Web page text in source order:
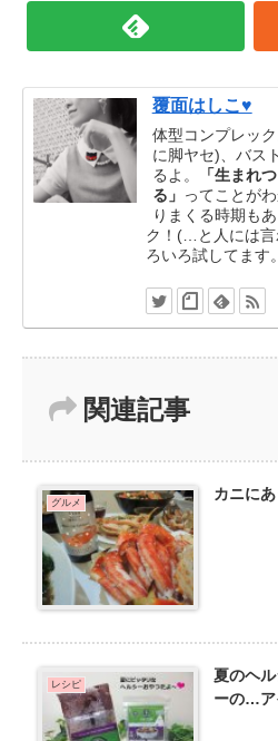
覆面はしこ♥
体型コンプレッ
に脚ヤセ)、バス
るよ。
「生まれ
る」 ってことが
りまくる時期も
ク！(…と人には言
ろいろ試してます。
関連記事
グルメ カニに
レシピ
夏のヘ
ーの…ア